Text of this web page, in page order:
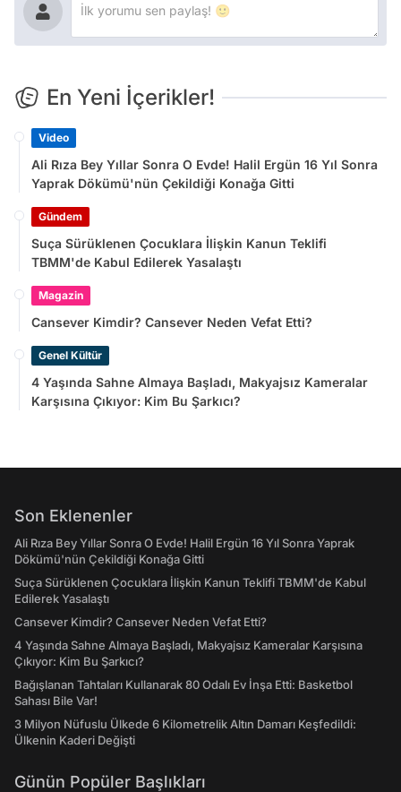
En Yeni İçerikler!
Video
Ali Rıza Bey Yıllar Sonra O Evde! Halil Ergün 16 Yıl Sonra
Yaprak Dökümü'nün Çekildiği Konağa Gitti
Gündem
Suça Sürüklenen Çocuklara İlişkin Kanun Teklifi
TBMM'de Kabul Edilerek Yasalaştı
Magazin
Cansever Kimdir? Cansever Neden Vefat Etti?
Genel Kültür
4 Yaşında Sahne Almaya Başladı, Makyajsız Kameralar
Karşısına Çıkıyor: Kim Bu Şarkıcı?
Son Eklenenler
Ali Rıza Bey Yıllar Sonra O Evde! Halil Ergün 16 Yıl Sonra Yaprak
Dökümü'nün Çekildiği Konağa Gitti
Suça Sürüklenen Çocuklara İlişkin Kanun Teklifi TBMM'de Kabul
Edilerek Yasalaştı
Cansever Kimdir? Cansever Neden Vefat Etti?
4 Yaşında Sahne Almaya Başladı, Makyajsız Kameralar Karşısına
Çıkıyor: Kim Bu Şarkıcı?
Bağışlanan Tahtaları Kullanarak 80 Odalı Ev İnşa Etti: Basketbol
Sahası Bile Var!
3 Milyon Nüfuslu Ülkede 6 Kilometrelik Altın Damarı Keşfedildi:
Ülkenin Kaderi Değişti
Günün Popüler Başlıkları